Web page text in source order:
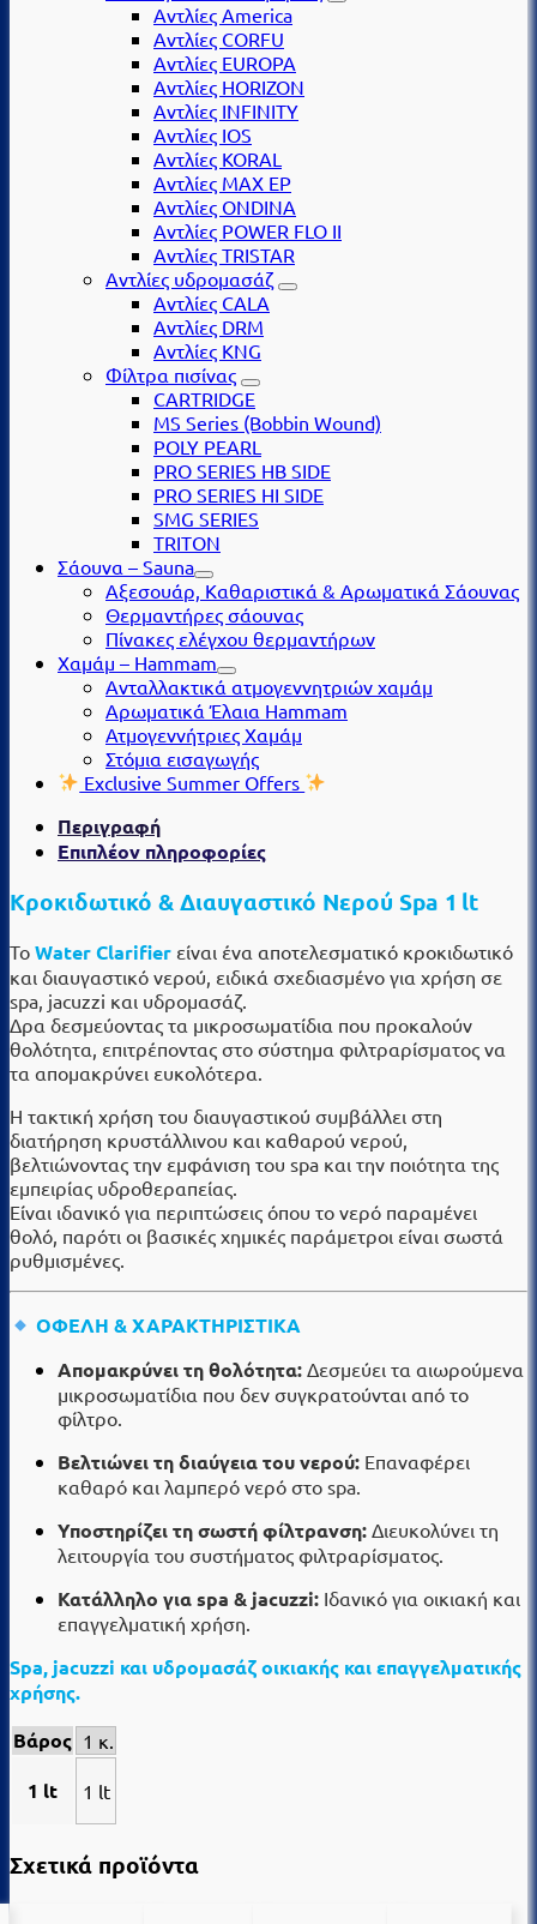
Αντλίες America
Αντλίες CORFU
Αντλίες EUROPA
Αντλίες HORIZON
Αντλίες INFINITY
Αντλίες IOS
Αντλίες KORAL
Αντλίες MAX EP
Αντλίες ONDINA
Αντλίες POWER FLO II
Αντλίες TRISTAR
Αντλίες υδρομασάζ
Αντλίες CALA
Αντλίες DRM
Αντλίες KNG
Φίλτρα πισίνας
CARTRIDGE
MS Series (Βobbin Wound)
POLY PEARL
PRO SERIES HB SIDE
PRO SERIES HI SIDE
SMG SERIES
TRITON
Σάουνα – Sauna
Αξεσουάρ, Καθαριστικά & Αρωματικά Σάουνας
Θερμαντήρες σάουνας
Πίνακες ελέγχου θερμαντήρων
Χαμάμ – Hammam
Ανταλλακτικά ατμογεννητριών χαμάμ
Αρωματικά Έλαια Hammam
Ατμογεννήτριες Χαμάμ
Στόμια εισαγωγής
Exclusive Summer Offers
Περιγραφή
Επιπλέον πληροφορίες
Κροκιδωτικό & Διαυγαστικό Νερού Spa 1 lt
Το Water Clarifier είναι ένα αποτελεσματικό κροκιδωτικό
και διαυγαστικό νερού, ειδικά σχεδιασμένο για χρήση σε
spa, jacuzzi και υδρομασάζ.
Δρα δεσμεύοντας τα μικροσωματίδια που προκαλούν
θολότητα, επιτρέποντας στο σύστημα φιλτραρίσματος να
τα απομακρύνει ευκολότερα.
Η τακτική χρήση του διαυγαστικού συμβάλλει στη
διατήρηση κρυστάλλινου και καθαρού νερού,
βελτιώνοντας την εμφάνιση του spa και την ποιότητα της
εμπειρίας υδροθεραπείας.
Είναι ιδανικό για περιπτώσεις όπου το νερό παραμένει
θολό, παρότι οι βασικές χημικές παράμετροι είναι σωστά
ρυθμισμένες.
ΟΦΕΛΗ & ΧΑΡΑΚΤΗΡΙΣΤΙΚΑ
Απομακρύνει τη θολότητα: Δεσμεύει τα αιωρούμενα
μικροσωματίδια που δεν συγκρατούνται από το
φίλτρο.
Βελτιώνει τη διαύγεια του νερού: Επαναφέρει
καθαρό και λαμπερό νερό στο spa.
Υποστηρίζει τη σωστή φίλτρανση: Διευκολύνει τη
λειτουργία του συστήματος φιλτραρίσματος.
Κατάλληλο για spa & jacuzzi: Ιδανικό για οικιακή και
επαγγελματική χρήση.
Spa, jacuzzi και υδρομασάζ οικιακής και επαγγελματικής
χρήσης.
Βάρος 1 κ.
1 lt 1 lt
Σχετικά προϊόντα